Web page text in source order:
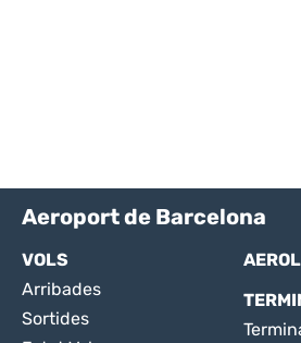
Aeroport de Barcelona
VOLS
Arribades
Sortides